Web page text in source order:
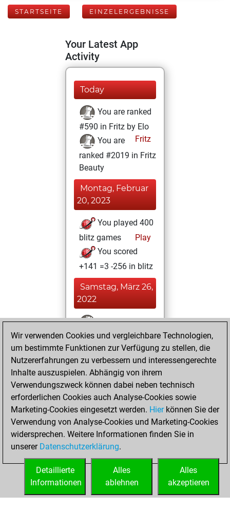
STARTSEITE EINZELERGEBNISSE
Your Latest App
Activity
Today
You are ranked
#590 in Fritz by Elo
Fritz
You are
ranked #2019 in Fritz
Beauty
Montag, Februar
20, 2023
You played 400
blitz games
Play
You scored
+141 =3 -256 in blitz
Samstag, März 26,
2022
You won
against Fritz
Fritz
You achieved a
BeautyScore of 227
You achieved a
new Elo of 1796
Sonntag, August
22, 2021
You created
your Fritz account
Wir verwenden Cookies und vergleichbare Technologien,
um bestimmte Funktionen zur Verfügung zu stellen, die
Nutzererfahrungen zu verbessern und interessengerechte
Inhalte auszuspielen. Abhängig von ihrem
Verwendungszweck können dabei neben technisch
erforderlichen Cookies auch Analyse-Cookies sowie
Marketing-Cookies eingesetzt werden. Hierkönnen Sie der
Verwendung von Analyse-Cookies und Marketing-Cookies
widersprechen. Weitere Informationen finden Sie in
unserer Datenschutzerklärung.
Alles
akzeptieren
Alles
ablehnen
Detaillierte
Informationen